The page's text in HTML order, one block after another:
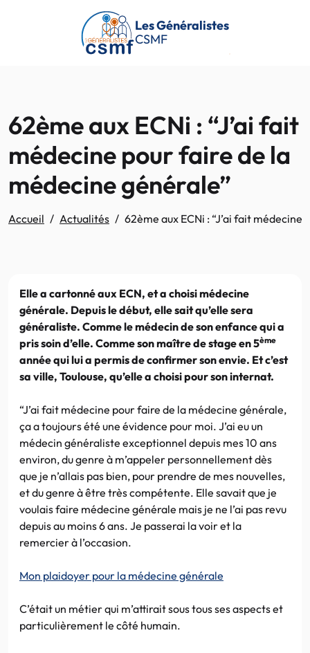
Passer au contenu principal
Les Généralistes
CSMF
62ème aux ECNi : “J’ai fait
médecine pour faire de la
médecine générale”
Accueil Actualités 62ème aux ECNi : “J’ai fait
Elle a cartonné aux ECN, et a choisi médecine
générale. Depuis le début, elle sait qu’elle sera
généraliste. Comme le médecin de son enfance qui a
pris soin d’elle. Comme son maître de stage en 5ème
année qui lui a permis de confirmer son envie. Et c’est
sa ville, Toulouse, qu’elle a choisi pour son internat.
“J’ai fait médecine pour faire de la médecine générale,
ça a toujours été une évidence pour moi. J’ai eu un
médecin généraliste exceptionnel depuis mes 10 ans
environ, du genre à m’appeler personnellement dès
que je n’allais pas bien, pour prendre de mes nouvelles,
et du genre à être très compétente. Elle savait que je
voulais faire médecine générale mais je ne l’ai pas revu
depuis au moins 6 ans. Je passerai la voir et la
remercier à l’occasion.
Mon plaidoyer pour la médecine générale
C’était un métier qui m’attirait sous tous ses aspects et
particulièrement le côté humain.